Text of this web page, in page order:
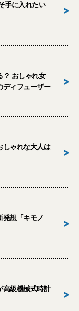
手に入れたい
>
？ おしゃれ女
ディフューザー
>
しゃれな大人は
>
発想「キモノ
>
高級機械式時計
>